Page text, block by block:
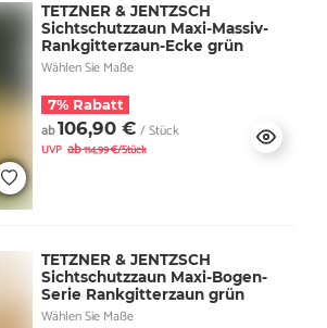
TETZNER & JENTZSCH
Sichtschutzzaun Maxi-Massiv-
Rankgitterzaun-Ecke grün
Wählen Sie Maße
7% Rabatt
ab106,90 € / Stück
UVP ab114,99 €/Stück
TETZNER & JENTZSCH
Sichtschutzzaun Maxi-Bogen-
Serie Rankgitterzaun grün
Wählen Sie Maße